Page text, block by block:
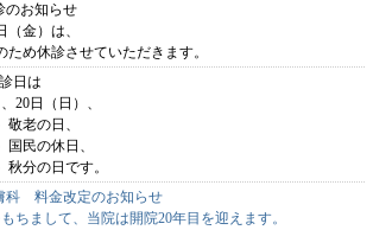
のお知らせ
（金）は、
ため休診させていただきます。
日は
20日（日）、
敬老の日、
国民の休日、
秋分の日です。
科 料金改定のお知らせ
ちまして、当院は開院20年目を迎えます。